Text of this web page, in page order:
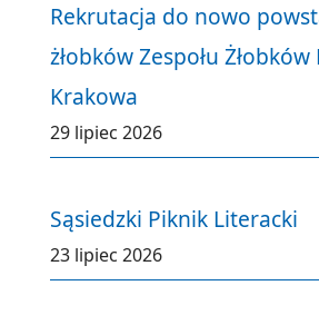
Rekrutacja do nowo
żłobków Zespołu
Krakowa
29 lipiec 2026
Sąsiedzki Piknik Literacki
23 lipiec 2026